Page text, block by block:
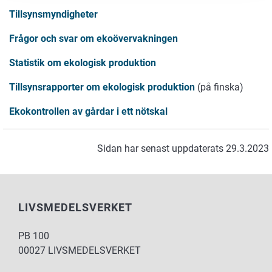
Tillsynsmyndigheter
Frågor och svar om ekoövervakningen
Statistik om ekologisk produktion
Tillsynsrapporter om ekologisk produktion (på finska)
Ekokontrollen av gårdar i ett nötskal
Sidan har senast uppdaterats 29.3.2023
LIVSMEDELSVERKET
PB 100
00027 LIVSMEDELSVERKET